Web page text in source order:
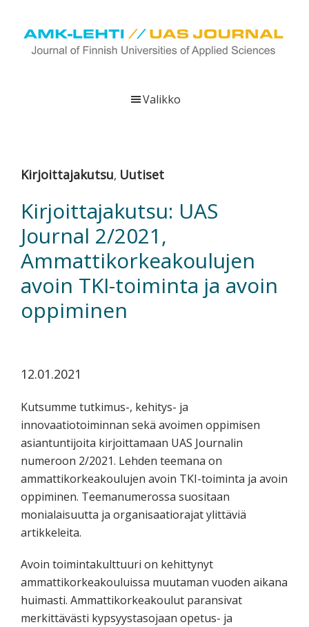
Hyppää
pääsisältöön
Hyppää
ensisijaiseen
Hyppää
alatunnisteeseen
viestittää
tutkimus-,
kehittämis-
ja
innovaatiotoiminnasta
sekä
ammattikorkeakoulutusta
koskevasta
kiinnostuneille.
Valikko
Kirjoittajakutsu, Uutiset
Kirjoittajakutsu: UAS
Journal 2/2021,
Ammattikorkeakoulujen
avoin TKI-toiminta ja avoin
oppiminen
12.01.2021
Kutsumme tutkimus-, kehitys- ja
innovaatiotoiminnan sekä avoimen oppimisen
asiantuntijoita kirjoittamaan UAS Journalin
numeroon 2/2021. Lehden teemana on
ammattikorkeakoulujen avoin TKI-toiminta ja avoin
oppiminen. Teemanumerossa suositaan
monialaisuutta ja organisaatiorajat ylittäviä
artikkeleita.
Avoin toimintakulttuuri on kehittynyt
ammattikorkeakouluissa muutaman vuoden aikana
huimasti. Ammattikorkeakoulut paransivat
merkittävästi kypsyystasojaan opetus- ja